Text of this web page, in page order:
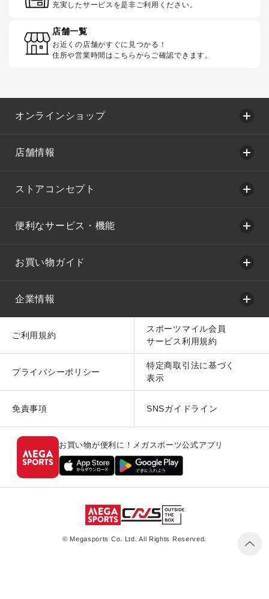
充実したサービスを是非ご利用ください。
店舗一覧
お近くの店舗がすぐに見つかる！
住所や営業時間はこちらからご確認できます。
オンラインショップ
店舗情報
ストアコンセプト
便利なサービス・機能
お買い物ガイド
企業情報
ご利用規約
スポーツマイル会員
サービス利用規約
プライバシーポリシー
特定商取引法に基づく
表示
免責事項 SNSガイドライン
お買い物が便利に！メガスポーツ公式アプリ
© Megasports Co. Ltd. All Rights Reserved.